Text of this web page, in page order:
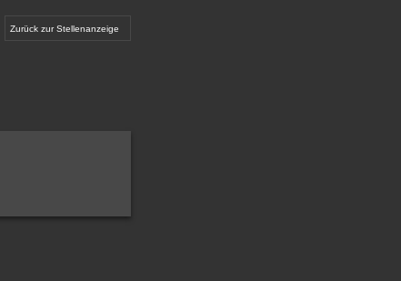
Zurück zur Stellenanzeige